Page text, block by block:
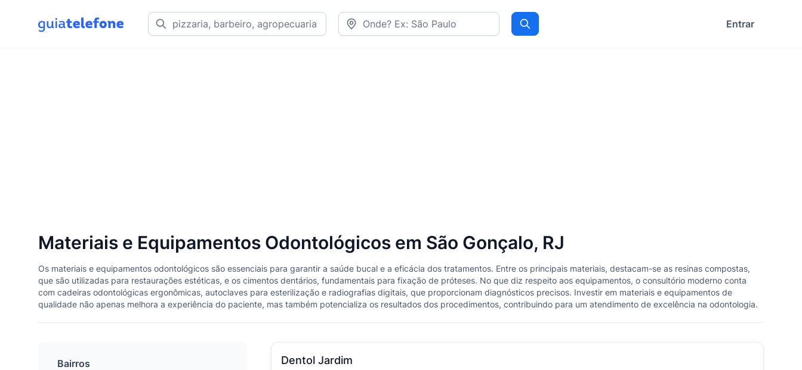
Procurar Entrar
Materiais e Equipamentos Odontológicos em São Gonçalo, RJ
Os materiais e equipamentos odontológicos são essenciais para garantir a saúde bucal e a eficácia dos tratamentos. Entre os principais materiais, destacam-se as resinas compostas,
que são utilizadas para restaurações estéticas, e os cimentos dentários, fundamentais para fixação de próteses. No que diz respeito aos equipamentos, o consultório moderno conta
com cadeiras odontológicas ergonômicas, autoclaves para esterilização e radiografias digitais, que proporcionam diagnósticos precisos. Investir em materiais e equipamentos de
qualidade não apenas melhora a experiência do paciente, mas também potencializa os resultados dos procedimentos, contribuindo para um atendimento de excelência na odontologia.
Dentol Jardim
Bairros